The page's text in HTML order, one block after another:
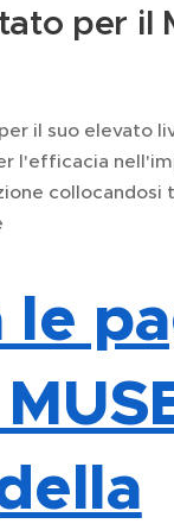
per il
il suo elevato
l'efficacia
collocandosi
le